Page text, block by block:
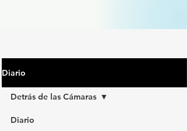
Diario
Diario
Detrás de las Cámaras